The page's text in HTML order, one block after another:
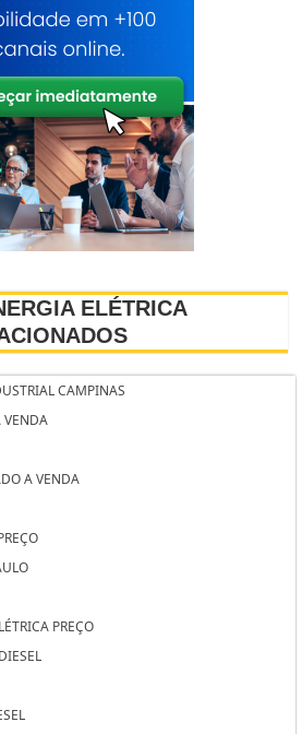
ELÉTRICA
CAMPINAS
VENDA
A VENDA
PREÇO